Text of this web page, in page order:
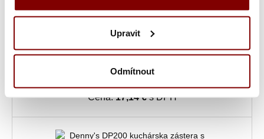
Upravit
Odmítnout
Skladom
Denny's DP200 kuchárska zástera s trakmi limetková
Cena:17,14 €s DPH